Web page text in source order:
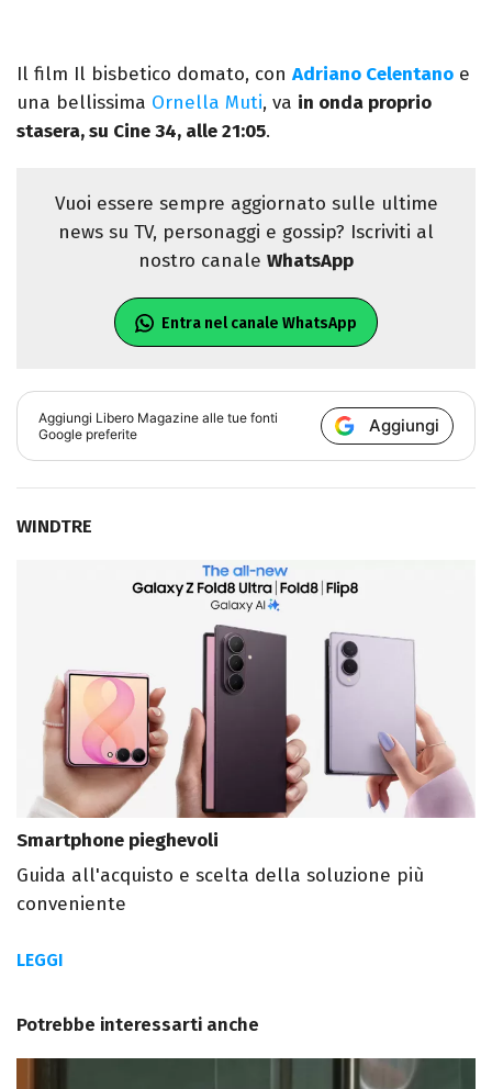
Il film Il bisbetico domato, con Adriano Celentano e
una bellissima Ornella Muti, va in onda proprio
stasera, su Cine 34, alle 21:05.
Vuoi essere sempre aggiornato sulle ultime
news su TV, personaggi e gossip? Iscriviti al
nostro canale WhatsApp
Entra nel canale WhatsApp
Aggiungi Libero Magazine alle tue fonti
Google preferite
Aggiungi
WINDTRE
Smartphone pieghevoli
Guida all'acquisto e scelta della soluzione più
conveniente
LEGGI
Potrebbe interessarti anche